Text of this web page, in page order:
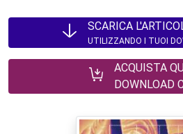
SCARICA
UTILIZZANDO I TUOI
ACQUISTA
DOWNLOAD